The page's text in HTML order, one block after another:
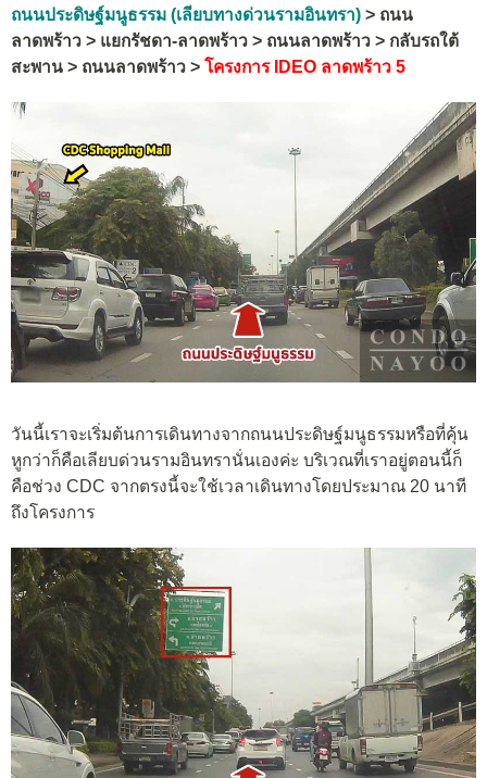
ถนนประดิษฐ์มนูธรรม (เลียบทางด่วนรามอินทรา) > ถนน
ลาดพร้าว > แยกรัชดา-ลาดพร้าว > ถนนลาดพร้าว > กลับรถใต้
สะพาน > ถนนลาดพร้าว > โครงการIDEO ลาดพร้าว 5
วันนี้เราจะเริ่มต้นการเดินทางจากถนนประดิษฐ์มนูธรรมหรือที่คุ้น
หูกว่าก็คือเลียบด่วนรามอินทรานั่นเองค่ะ บริเวณที่เราอยู่ตอนนี้ก็
คือช่วง CDC จากตรงนี้จะใช้เวลาเดินทางโดยประมาณ 20 นาที
ถึงโครงการ